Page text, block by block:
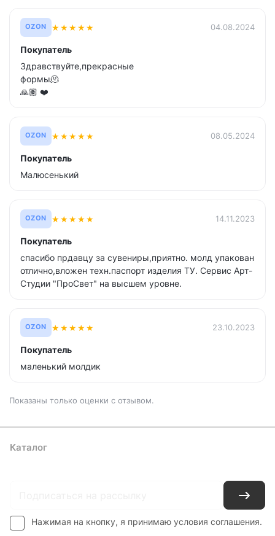
OZON ★★★★★ 04.08.2024
Покупатель
Здравствуйте,прекрасные
формы🫠
🙏🏽 ❤️
OZON ★★★★★ 08.05.2024
Покупатель
Малюсенький
OZON ★★★★★ 14.11.2023
Покупатель
спасибо прдавцу за сувениры,приятно. молд упакован
отлично,вложен техн.паспорт изделия ТУ. Сервис Арт-
Студии "ПроСвет" на высшем уровне.
OZON ★★★★★ 23.10.2023
Покупатель
маленький молдик
Показаны только оценки с отзывом.
Каталог
Нажимая на кнопку, я принимаю условия соглашения.